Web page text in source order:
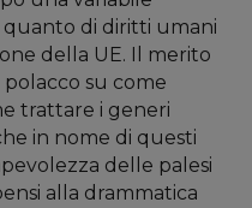
di diritti umani
della UE. Il merito
su come
trattare i generi
in nome di questi
delle palesi
alla drammatica